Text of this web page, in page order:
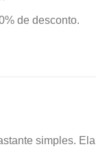
de desconto.
simples.